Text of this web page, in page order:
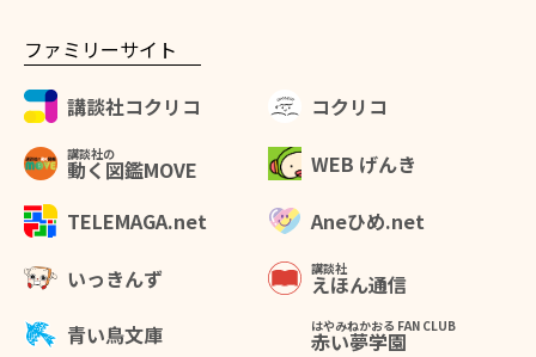
ファミリーサイト
講談社コクリコ
コクリコ
講談社の
動く図鑑MOVE
WEB げんき
TELEMAGA.net
Aneひめ.net
いっきんず 講談社
えほん通信
青い鳥文庫
はやみねかおる FAN CLUB
赤い夢学園